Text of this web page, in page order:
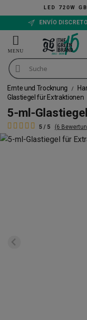
LED 720W
ENVÍO
Ernte und Trocknung
Glastiegel für Extraktionen
5-ml-
5 / 5 (6